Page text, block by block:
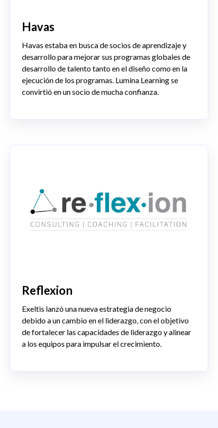
Havas
Havas estaba en busca de socios de aprendizaje y
desarrollo para mejorar sus programas globales de
desarrollo de talento tanto en el diseño como en la
ejecución de los programas. Lumina Learning se
convirtió en un socio de mucha confianza.
Reflexion
Exeltis lanzó una nueva estrategia de negocio
debido a un cambio en el liderazgo, con el objetivo
de fortalecer las capacidades de liderazgo y alinear
a los equipos para impulsar el crecimiento.